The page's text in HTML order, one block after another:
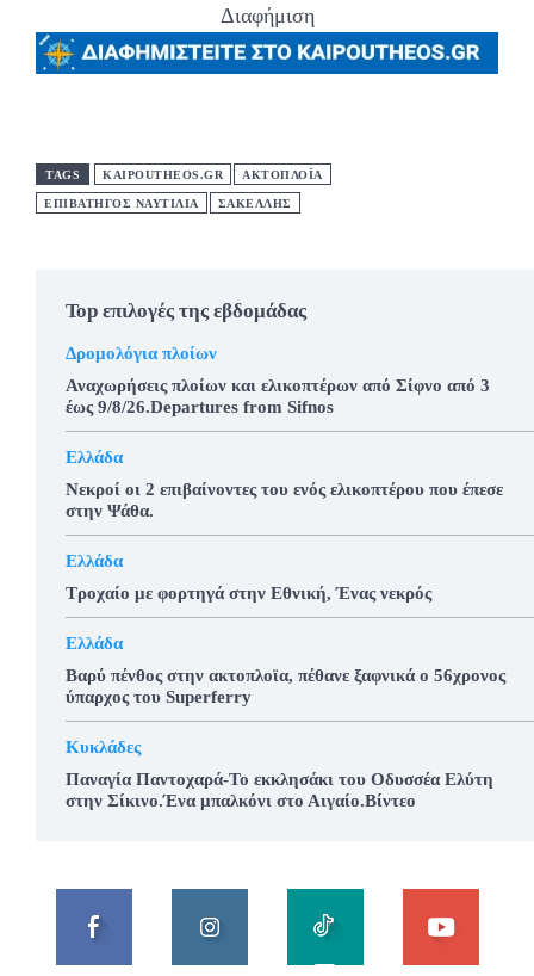
Διαφήμιση
TAGS KAIPOUTHEOS.GR ΑΚΤΟΠΛΟΪΑ
ΕΠΙΒΑΤΗΓΟΣ ΝΑΥΤΙΛΙΑ ΣΑΚΕΛΛΗΣ
Top επιλογές της εβδομάδας
Δρομολόγια πλοίων
Αναχωρήσεις πλοίων και ελικοπτέρων από Σίφνο από 3
έως 9/8/26.Departures from Sifnos
Ελλάδα
Νεκροί οι 2 επιβαίνοντες του ενός ελικοπτέρου που έπεσε
στην Ψάθα.
Ελλάδα
Τροχαίο με φορτηγά στην Εθνική, Ένας νεκρός
Ελλάδα
Βαρύ πένθος στην ακτοπλοϊα, πέθανε ξαφνικά ο 56χρονος
ύπαρχος του Superferry
Κυκλάδες
Παναγία Παντοχαρά-Το εκκλησάκι του Οδυσσέα Ελύτη
στην Σίκινο.Ένα μπαλκόνι στο Αιγαίο.Βίντεο